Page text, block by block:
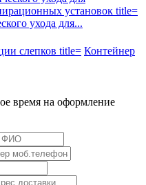
ухода для...
Контейнер
время на оформление